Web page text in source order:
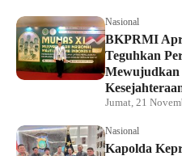
Nasional
BKPRMI
Teguhkan
Mewujudkan
Jumat, 21
Nasional
Kapolda